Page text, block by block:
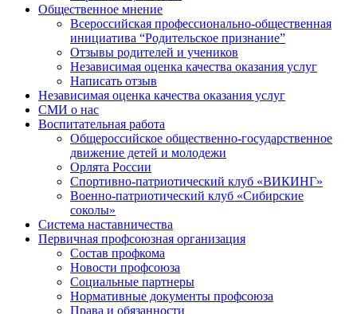
Общественное мнение
Всероссийская профессионально-общественная
инициатива “Родительское признание”
Отзывы родителей и учеников
Независимая оценка качества оказания услуг
Написать отзыв
Независимая оценка качества оказания услуг
СМИ о нас
Воспитательная работа
Общероссийское общественно-государственное
движение детей и молодежи
Орлята России
Спортивно-патриотический клуб «ВИКИНГ»
Военно-патриотический клуб «Сибирские
соколы»
Система наставничества
Первичная профсоюзная организация
Состав профкома
Новости профсоюза
Социальные партнеры
Нормативные документы профсоюза
Права и обязанности